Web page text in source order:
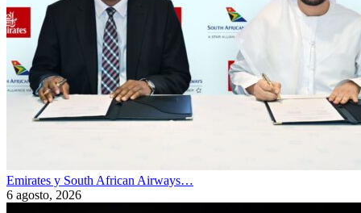
Emirates y South African Airways…
6 agosto, 2026